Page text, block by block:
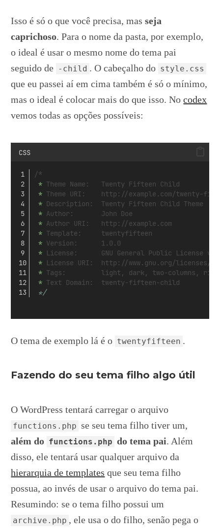
Isso é só o que você precisa, masseja
caprichoso. Para o nome da pasta, por exemplo,
o ideal é usar o mesmo nome do tema pai
seguido de -child . O cabeçalho do style.css
que eu passei aí em cima também é só o mínimo,
mas o ideal é colocar mais do que isso. Nocodex
vemos todas as opções possíveis:
CSS
/*
* Theme Name:   Twenty Fifteen Child
* Theme URI:    http://example.com/twenty-
* Description:  Twenty Fifteen Child Theme
* Author:       John Doe
* Author URI:   http://example.com
* Template:     twentyfifteen
* Version:      1.0.0
* License:      GNU General Public License
* License URI:  http://www.gnu.org/licenses/
* Tags:         light, dark, two-columns,
* Text Domain:  twenty-fifteen-child
*/
O tema de exemplo lá é o twentyfifteen .
Fazendo do seu tema filho algo útil
O WordPress tentará carregar o arquivo
functions.php se seu tema filho tiver um,
além do functions.php do tema pai. Além
disso, ele tentará usar qualquer arquivo da
hierarquia de templates que seu tema filho
possua, ao invés de usar o arquivo do tema pai.
Resumindo: se o tema filho possui um
archive.php , ele usa o do filho, senão pega o